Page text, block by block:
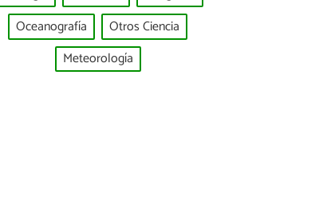
Oceanografía
Otros Ciencia
Meteorología